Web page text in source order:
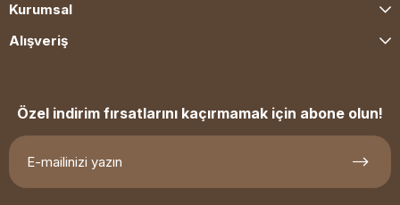
Kurumsal
Alışveriş
Özel indirim fırsatlarını kaçırmamak için abone olun!